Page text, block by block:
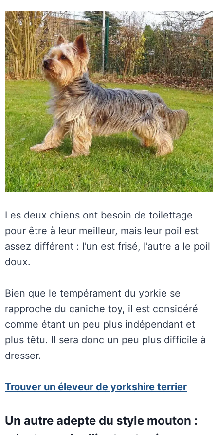
Les deux chiens ont besoin de toilettage
pour être à leur meilleur, mais leur poil est
assez différent : l’un est frisé, l’autre a le poil
doux.
Bien que le tempérament du yorkie se
rapproche du caniche toy, il est considéré
comme étant un peu plus indépendant et
plus têtu. Il sera donc un peu plus difficile à
dresser.
Trouver un éleveur de yorkshire terrier
Un autre adepte du style mouton :